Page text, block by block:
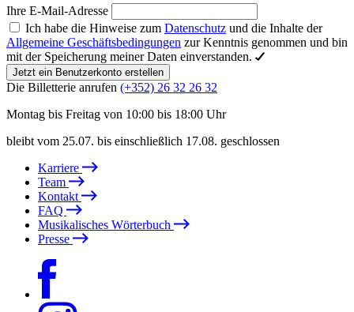
Ihre E-Mail-Adresse
Ich habe die Hinweise zum Datenschutz und die Inhalte der
Allgemeine Geschäftsbedingungen zur Kenntnis genommen und bin
mit der Speicherung meiner Daten einverstanden.
Jetzt ein Benutzerkonto erstellen
Die Billetterie anrufen (+352) 26 32 26 32
Montag bis Freitag von 10:00 bis 18:00 Uhr
bleibt vom 25.07. bis einschließlich 17.08. geschlossen
Karriere
Team
Kontakt
FAQ
Musikalisches Wörterbuch
Presse